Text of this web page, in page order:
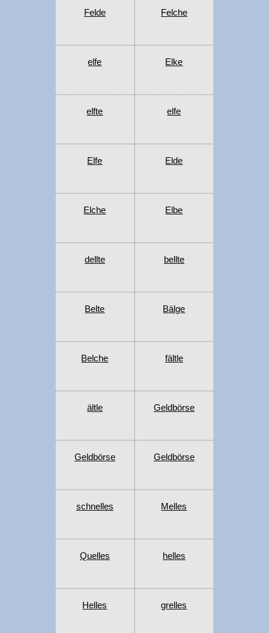
Felde Felche
elfe Elke
elfte elfe
Elfe Elde
Elche Elbe
dellte bellte
Belte Bälge
Belche fältle
ältle Geldbörse
Geldbörse Geldbörse
schnelles Melles
Quelles helles
Helles grelles